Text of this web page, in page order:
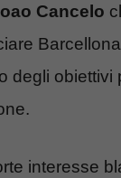
Cancelo
degli obiettivi
interesse